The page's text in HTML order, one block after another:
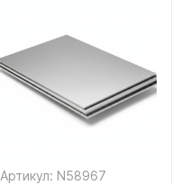
Артикул: N58967